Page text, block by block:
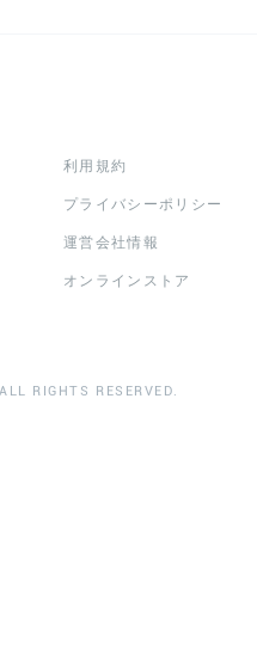
利用規約
プライバシーポリシー
運営会社情報
オンラインストア
RIGHTS RESERVED.